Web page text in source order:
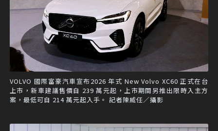
VOLVO 國際富豪汽車宣布2026 年式 New Volvo XC60 正式在台
上市，新車建議售價自 239 萬元起，上市期間另推出限時入主方
案，最低可自 214 萬元起入手。 記者陳威任／攝影